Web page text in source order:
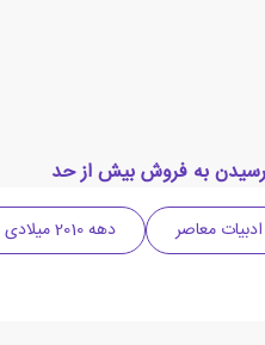
به فروش بیش از حد
ادبیات معاصر دهه 2010 میلادی